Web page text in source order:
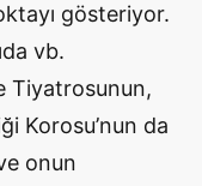
gösteriyor.
vb.
Tiyatrosunun,
Korosu’nun da
onun